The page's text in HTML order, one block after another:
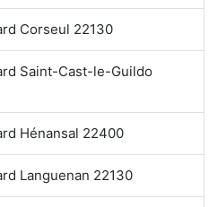
Corseul 22130
Saint-Cast-le-Guildo
Hénansal 22400
Languenan 22130